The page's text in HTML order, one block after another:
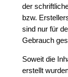
der
bzw.
sind nur für
Gebrauch
Soweit die
erstellt